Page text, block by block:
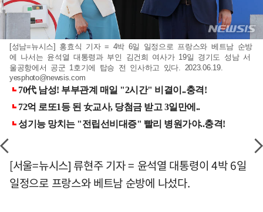
[성남=뉴시스] 홍효식 기자 = 4박 6일 일정으로 프랑스와 베트남 순방
에 나서는 윤석열 대통령과 부인 김건희 여사가 19일 경기도 성남 서
울공항에서 공군 1호기에 탑승 전 인사하고 있다. 2023.06.19.
yesphoto@newsis.com
[서울=뉴시스] 류현주 기자 = 윤석열 대통령이 4박 6일
일정으로 프랑스와 베트남 순방에 나섰다.